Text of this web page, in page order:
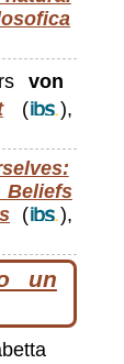
von
(
),
(
),
un